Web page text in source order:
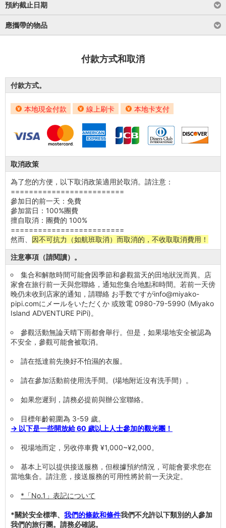
預約截止日期
應攜帶的物品
付款方式和取消
付款方式。
本地現金付款 線上刷卡 本地卡支付
取消政策
為了您的方便，以下取消政策適用於取消。請注意：
=========================
參加日的前一天：免費
參加當日：100%團費
擅自取消：團費的 100%
=========================
然而、 因不可抗力（如航班取消）而取消的，不收取取消費用！
注意事項（請閱讀）。
集合和解散時間可能會因季節和參觀當天的田地狀況而異。店
家會在旅行前一天與您聯絡，通知您集合地點和時間。若前一天傍
晚仍未收到店家的通知，請聯絡 お手数ですがinfo@miyako-
pipi.comにメールをいただくか 或致電 0980-79-5990 (Miyako
Island ADVENTURE PiPi)。
參觀活動無論天晴下雨都會舉行。但是，如果場地安全被認為
不安全，參觀可能會被取消。
請在抵達前先換好不怕濕的衣服。
請在參加活動前使用洗手間。(場地附近沒有洗手間）。
如果您遲到，請務必提前與辦公室聯絡。
目標年齡範圍為 3-59 歲。
→ 以下是一些開放給 60 歲以上人士參加的觀光團！
視場地而定，另收停車費 ¥1,000~¥2,000。
基本上可以提供接送服務，但根據預約情況，可能會要求您在
當地集合。請注意，接送服務的可用性將於前一天決定。
*「No.1」表記について
*關於安全標準、 我們的條款和條件我們不允許以下類別的人參加
我們的旅行團。請務必確認。